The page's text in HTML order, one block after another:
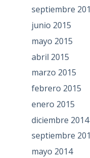
septiembre
junio 2015
mayo 2015
abril 2015
marzo 2015
febrero 2015
enero 2015
diciembre 2014
septiembre
mayo 2014